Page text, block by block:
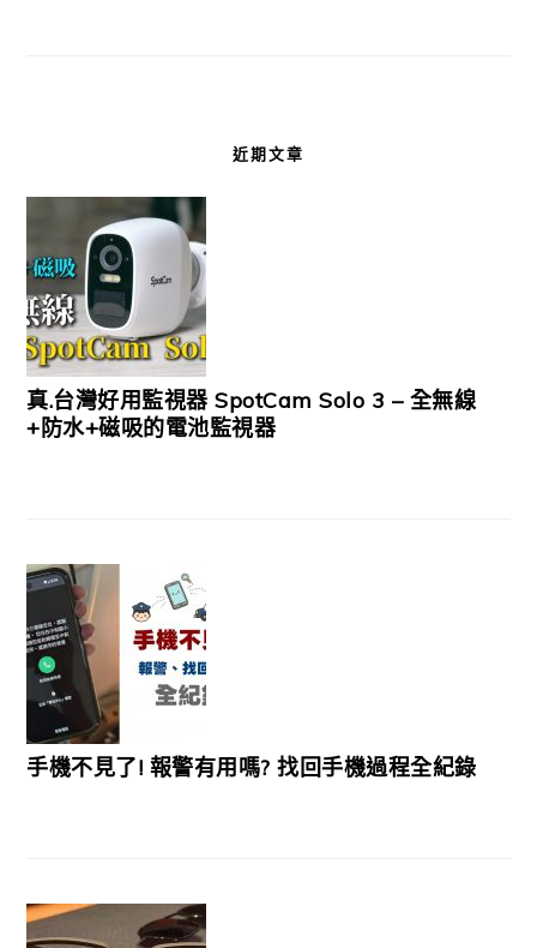
近期文章
真.台灣好用監視器 SpotCam Solo 3 – 全無線
+防水+磁吸的電池監視器
手機不見了! 報警有用嗎? 找回手機過程全紀錄